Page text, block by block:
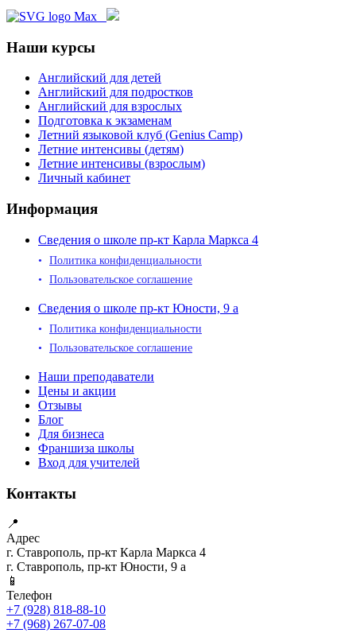
Наши курсы
Английский для детей
Английский для подростков
Английский для взрослых
Подготовка к экзаменам
Летний языковой клуб (Genius Camp)
Летние интенсивы (детям)
Летние интенсивы (взрослым)
Личный кабинет
Информация
Сведения о школе пр-кт Карла Маркса 4
Политика конфиденциальности
Пользовательское соглашение
Сведения о школе пр-кт Юности, 9 а
Политика конфиденциальности
Пользовательское соглашение
Наши преподаватели
Цены и акции
Отзывы
Блог
Для бизнеса
Франшиза школы
Вход для учителей
Контакты
📍
Адрес
г. Ставрополь, пр-кт Карла Маркса 4
г. Ставрополь, пр-кт Юности, 9 а
📱
Телефон
+7 (928) 818-88-10
+7 (968) 267-07-08